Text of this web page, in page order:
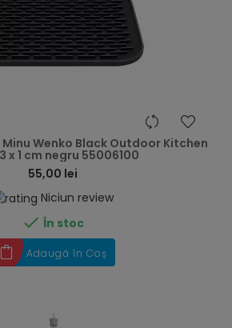
Wenko Black Outdoor Kitchen
x 1 cm negru 55006100
55,00 lei
Niciun review
 În stoc
Adaugă în Coș